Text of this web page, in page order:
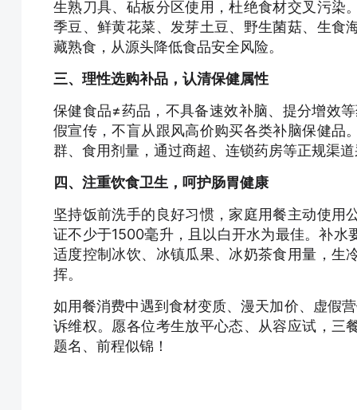
生熟刀具、砧板分区使用，杜绝食材交叉污染
季豆、鲜黄花菜、发芽土豆、野生菌菇、生食
藏熟食，从源头降低食品安全风险。
三、理性选购补品，认清保健属性
保健食品≠药品，不具备速效补脑、提分增效
假宣传，不盲从跟风高价购买各类补脑保健品
群、食用剂量，通过商超、连锁药房等正规渠
四、注重饮食卫生，呵护肠胃健康
坚持饭前洗手的良好习惯，家庭用餐主动使用
证不少于1500毫升，且以白开水为最佳。补
适度控制冰饮、冰镇瓜果、冰奶茶食用量，生
挥。
如用餐消费中遇到食材变质、漫天加价、虚假
诉维权。愿各位考生放平心态、从容应试，三
题名、前程似锦！